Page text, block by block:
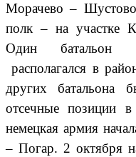
Морачево –
полк – на участке
Один батальон
располагался в
других батальона
отсечные позиции
немецкая армия
– Погар. 2 октября